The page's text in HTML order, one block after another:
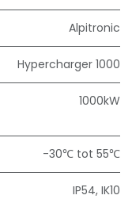
Alpitronic
Hypercharger 1000
1000kW
-30℃ tot 55℃
IP54, IK10